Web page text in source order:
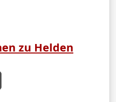
zu Helden